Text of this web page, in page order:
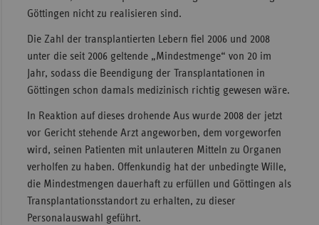
Göttingen nicht zu realisieren sind.
Die Zahl der transplantierten Lebern fiel 2006 und 2008
unter die seit 2006 geltende „Mindestmenge“ von 20 im
Jahr, sodass die Beendigung der Transplantationen in
Göttingen schon damals medizinisch richtig gewesen wäre.
In Reaktion auf dieses drohende Aus wurde 2008 der jetzt
vor Gericht stehende Arzt angeworben, dem vorgeworfen
wird, seinen Patienten mit unlauteren Mitteln zu Organen
verholfen zu haben. Offenkundig hat der unbedingte Wille,
die Mindestmengen dauerhaft zu erfüllen und Göttingen als
Transplantationsstandort zu erhalten, zu dieser
Personalauswahl geführt.